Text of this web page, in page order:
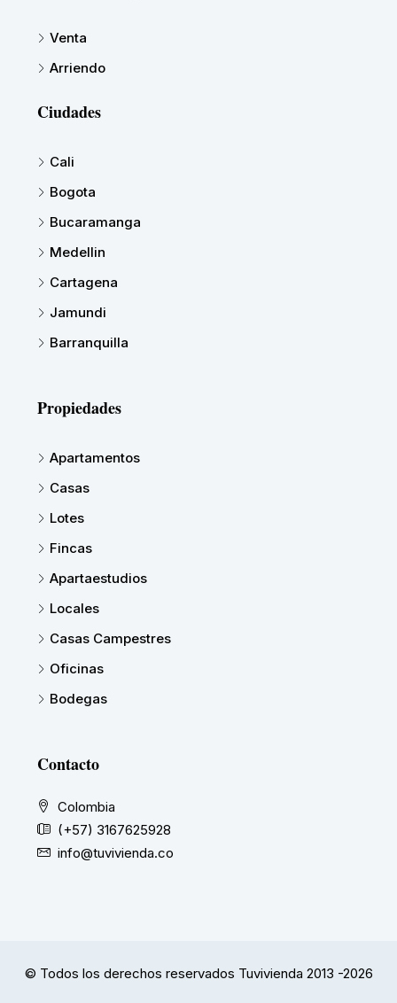
Venta
Arriendo
Ciudades
Cali
Bogota
Bucaramanga
Medellin
Cartagena
Jamundi
Barranquilla
Propiedades
Apartamentos
Casas
Lotes
Fincas
Apartaestudios
Locales
Casas Campestres
Oficinas
Bodegas
Contacto
Colombia
(+57) 3167625928
info@tuvivienda.co
© Todos los derechos reservados Tuvivienda 2013 -2026